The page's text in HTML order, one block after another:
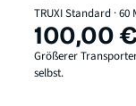
TRUXI Standard · 60
100,00 €
Größerer
selbst.